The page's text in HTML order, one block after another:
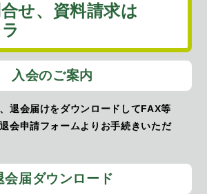
せ、 資料請求は
入会のご案内
退会届けをダウンロードしてFAX等
会申請フォームよりお手続きいただ
会届ダウンロード